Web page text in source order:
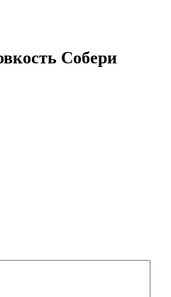
Собери